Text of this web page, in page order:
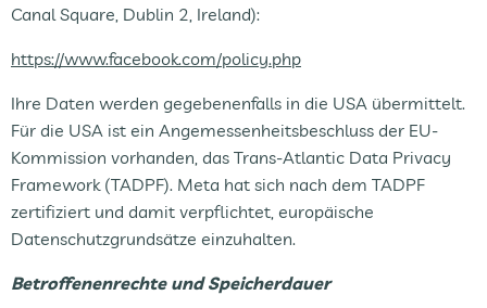
Canal Square, Dublin 2, Ireland):
https://www.facebook.com/policy.php
Ihre Daten werden gegebenenfalls in die USA übermittelt.
Für die USA ist ein Angemessenheitsbeschluss der EU-
Kommission vorhanden, das Trans-Atlantic Data Privacy
Framework (TADPF). Meta hat sich nach dem TADPF
zertifiziert und damit verpflichtet, europäische
Datenschutzgrundsätze einzuhalten.
Betroffenenrechte und Speicherdauer